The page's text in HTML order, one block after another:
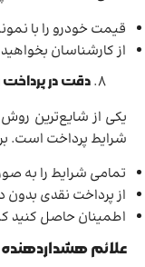
قیمت خودرو را با
از کارشناسان
دقت در پرداخت
یکی از شایع‌ترین
شرایط پرداخت است.
تمامی شرایط را به
از پرداخت نقدی
اطمینان حاصل کنید
علائم